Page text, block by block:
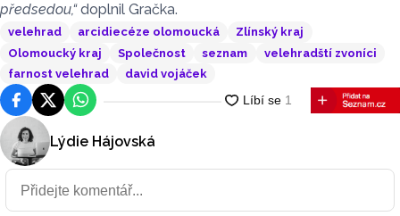
předsedou,“doplnil Gračka.
velehrad arcidiecéze olomoucká
Zlínský kraj
Olomoucký kraj
Společnost seznam
velehradští zvoníci
farnost velehrad
david vojáček
FacebookPlatforma X
WhatsApp
Lýdie Hájovská